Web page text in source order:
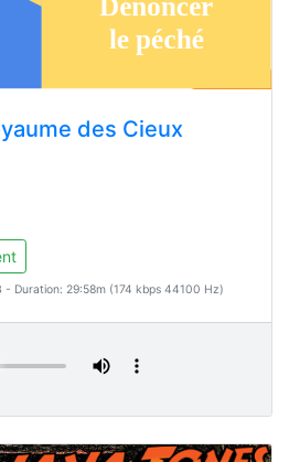
des Cieux
- Duration: 29:58m (174 kbps 44100 Hz)